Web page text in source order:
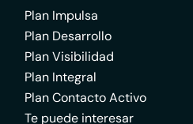
Plan Impulsa
Plan Desarrollo
Plan Visibilidad
Plan Integral
Plan Contacto Activo
Te puede interesar